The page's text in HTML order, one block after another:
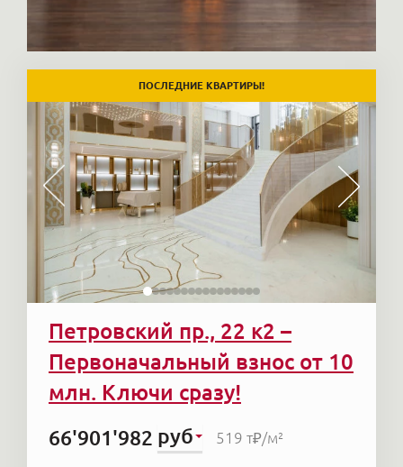
ПОСЛЕДНИЕ КВАРТИРЫ!
Петровский пр., 22 к2 –
Первоначальный взнос от 10
млн. Ключи сразу!
66'901'982 руб 519 т₽/м²